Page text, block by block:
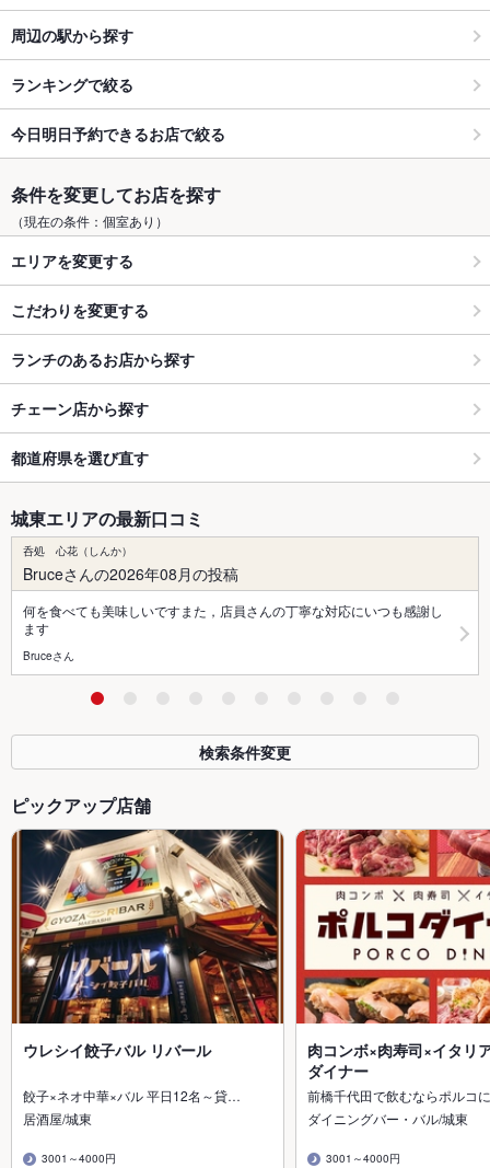
周辺の駅から探す
ランキングで絞る
今日明日予約できるお店で絞る
条件を変更してお店を探す
（現在の条件：個室あり）
エリアを変更する
こだわりを変更する
ランチのあるお店から探す
チェーン店から探す
都道府県を選び直す
城東エリアの最新口コミ
呑処 心花（しんか）
Bruceさんの2026年08月の投稿
何を食べても美味しいですまた，店員さんの丁寧な対応にいつも感謝し
ます
Bruceさん
検索条件変更
ピックアップ店舗
ウレシイ餃子バル リバール
餃子×ネオ中華×バル 平日12名～貸…
居酒屋/城東
3001～4000円
肉コンボ×肉寿司×イタリ
ダイナー
前橋千代田で飲むならポルコ
ダイニングバー・バル/城東
3001～4000円